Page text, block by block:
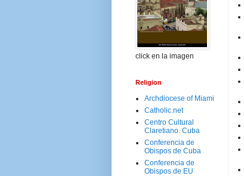
click en la imagen
Religion
Archdiocese of Miami
Catholic.net
Centro Cultural
Claretiano. Cuba
Conferencia de
Obispos de Cuba
Conferencia de
Obispos de EU